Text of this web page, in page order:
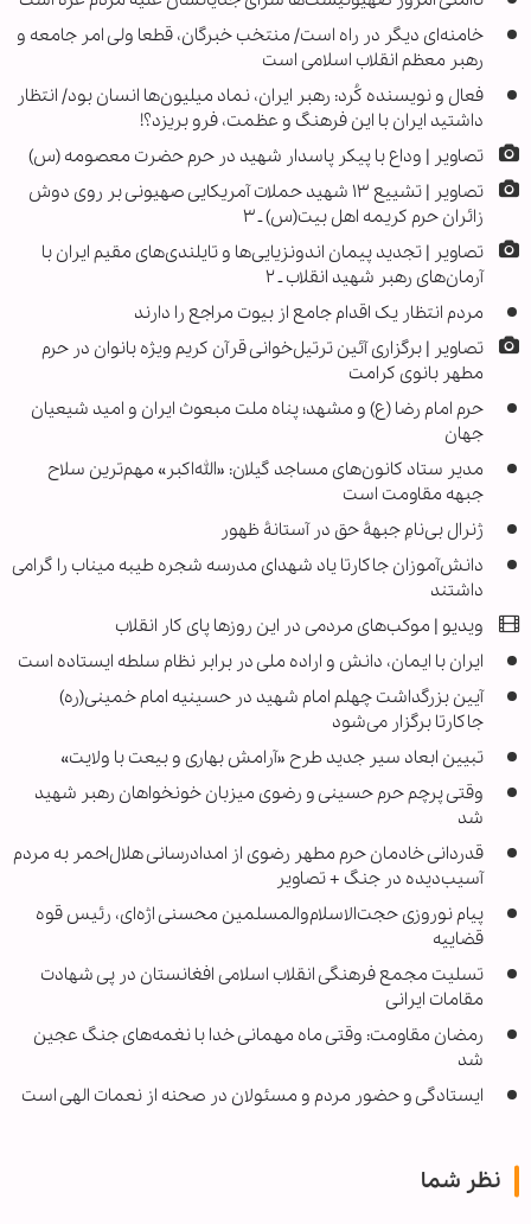
خامنه‌ای دیگر در راه است/ منتخب خبرگان، قطعا ولی امر جامعه و
رهبر معظم انقلاب اسلامی است
فعال و نویسنده کُرد: رهبر ایران، نماد میلیون‌ها انسان بود/ انتظار
داشتید ایران با این فرهنگ و عظمت، فرو بریزد؟!
تصاویر | وداع با پیکر پاسدار شهید در حرم حضرت معصومه (س)
تصاویر | تشییع ۱۳ شهید حملات آمریکایی صهیونی بر روی دوش
زائران حرم کریمه اهل بیت(س) ـ ۳
تصاویر | تجدید پیمان اندونزیایی‌ها و تایلندی‌های مقیم ایران با
آرمان‌های رهبر شهید انقلاب ـ ۲
مردم انتظار یک اقدام جامع از بیوت مراجع را دارند
تصاویر | برگزاری آئین ترتیل‌خوانی قرآن کریم ویژه بانوان در حرم
مطهر بانوی کرامت
حرم امام رضا (ع) و مشهد؛ پناه ملت مبعوث ایران و امید شیعیان
جهان
مدیر ستاد کانون‌های مساجد گیلان: «الله‌اکبر» مهم‌ترین سلاح
جبهه مقاومت است
ژنرال بی‌نامِ جبهۀ حق در آستانۀ ظهور
دانش‌آموزان جاکارتا یاد شهدای مدرسه شجره طیبه میناب را گرامی
داشتند
ویدیو | موکب‌های مردمی در این روزها پای کار انقلاب
ایران با ایمان، دانش و اراده ملی در برابر نظام سلطه ایستاده است
آیین بزرگداشت چهلم امام شهید در حسینیه امام خمینی(ره)
جاکارتا برگزار می‌شود
تبیین ابعاد سیر جدید طرح «آرامش بهاری و بیعت با ولایت»
وقتی پرچم حرم حسینی و رضوی میزبان خونخواهان رهبر شهید
شد
قدردانی خادمان حرم مطهر رضوی از امدادرسانی هلال‌احمر به مردم
آسیب‌دیده در جنگ + تصاویر
پیام نوروزی حجت‌الاسلام‌والمسلمین محسنی اژه‌ای، رئیس قوه
قضاییه
تسلیت مجمع فرهنگی انقلاب اسلامی افغانستان در پی شهادت
مقامات ایرانی
رمضان مقاومت: وقتی ماه مهمانی خدا با نغمه‌های جنگ عجین
شد
ایستادگی و حضور مردم و مسئولان در صحنه از نعمات الهی است
نظر شما